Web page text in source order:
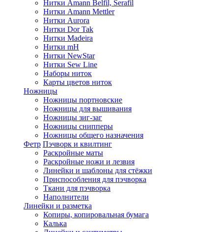
Нитки Amann Belfil, Serafil
Нитки Amann Mettler
Нитки Aurora
Нитки Dor Tak
Нитки Madeira
Нитки mH
Нитки NewStar
Нитки Sew Line
Наборы ниток
Карты цветов ниток
Ножницы
Ножницы портновские
Ножницы для вышивания
Ножницы зиг-заг
Ножницы снипперы
Ножницы общего назначения
Фетр Пэчворк и квилтинг
Раскройные маты
Раскройные ножи и лезвия
Линейки и шаблоны для стёжки
Приспособления для пэчворка
Ткани для пэчворка
Наполнители
Линейки и разметка
Копиры, копировальная бумага
Калька